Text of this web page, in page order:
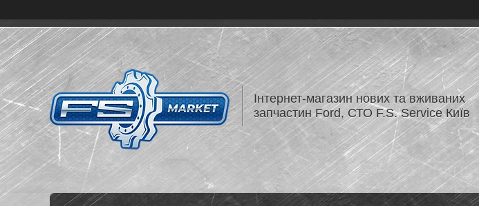
Інтернет-магазин нових та вживаних
запчастин Ford, СТО F.S. Service Київ